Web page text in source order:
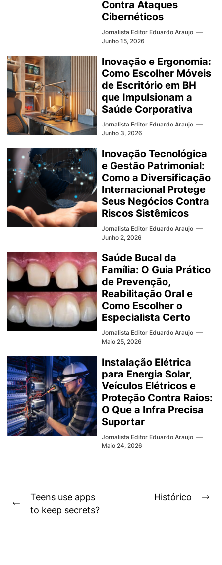
Contra Ataques
Cibernéticos
Jornalista Editor Eduardo Araujo
Junho 15, 2026
Inovação e Ergonomia:
Como Escolher Móveis
de Escritório em BH
que Impulsionam a
Saúde Corporativa
Jornalista Editor Eduardo Araujo
Junho 3, 2026
Inovação Tecnológica
e Gestão Patrimonial:
Como a Diversificação
Internacional Protege
Seus Negócios Contra
Riscos Sistêmicos
Jornalista Editor Eduardo Araujo
Junho 2, 2026
Saúde Bucal da
Família: O Guia Prático
de Prevenção,
Reabilitação Oral e
Como Escolher o
Especialista Certo
Jornalista Editor Eduardo Araujo
Maio 25, 2026
Instalação Elétrica
para Energia Solar,
Veículos Elétricos e
Proteção Contra Raios:
O Que a Infra Precisa
Suportar
Jornalista Editor Eduardo Araujo
Maio 24, 2026
Navegação
Previous
Teens use apps
to keep secrets?
Histórico